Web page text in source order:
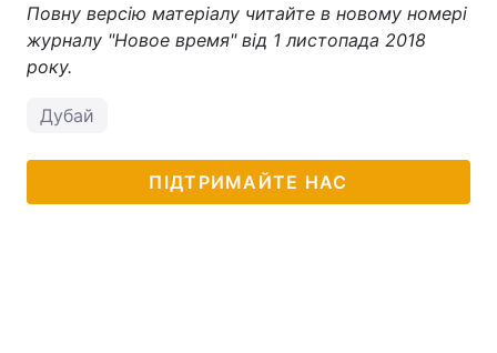
Повну версію матеріалу читайте в новому номері
журналу "Новое время" від 1 листопада 2018
року.
Дубай
ПІДТРИМАЙТЕ НАС